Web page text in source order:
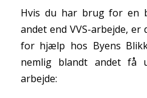
Hvis du har brug for en
andet end VVS-arbejde,
for hjælp hos Byens
nemlig blandt andet få
arbejde: